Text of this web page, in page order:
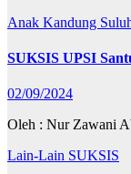
Anak Kandung
SUKSIS UPSI
02/09/2024
Oleh : Nur Zawani
Lain-Lain SUKSIS